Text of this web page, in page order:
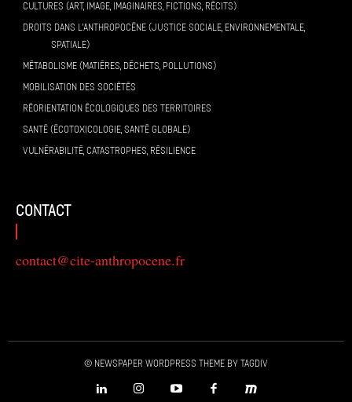
CULTURES (ART, IMAGE, IMAGINAIRES, FICTIONS, RÉCITS)
DROITS DANS L’ANTHROPOCÈNE (JUSTICE SOCIALE, ENVIRONNEMENTALE,
SPATIALE)
MÉTABOLISME (MATIÈRES, DÉCHETS, POLLUTIONS)
MOBILISATION DES SOCIÉTÉS
RÉORIENTATION ÉCOLOGIQUES DES TERRITOIRES
SANTÉ (ÉCOTOXICOLOGIE, SANTÉ GLOBALE)
VULNÉRABILITÉ, CATASTROPHES, RÉSILIENCE
contact
contact@cite-anthropocene.fr
© Newspaper WordPress Theme by TagDiv